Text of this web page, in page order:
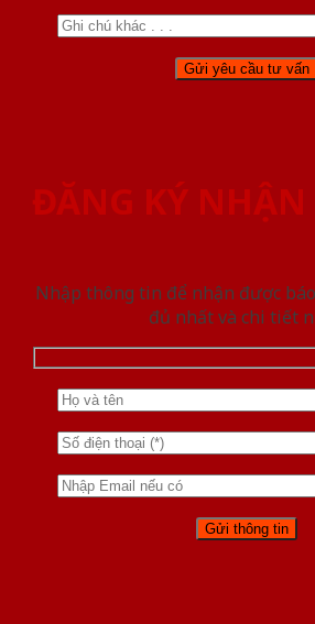
ĐĂNG KÝ NHẬN
Nhập thông tin để nhận được
đủ nhất và chi tiết